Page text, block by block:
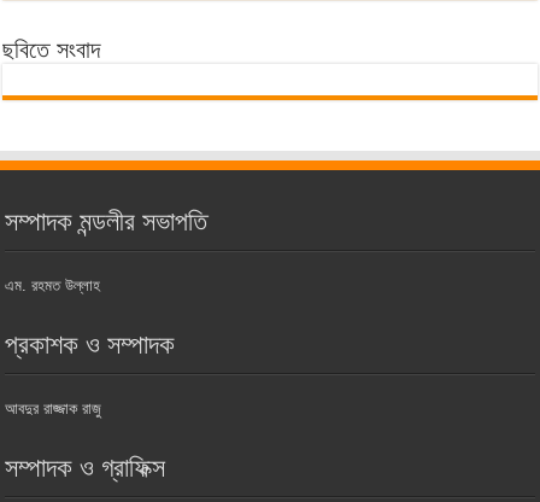
ছবিতে সংবাদ
সম্পাদক মন্ডলীর সভাপতি
এম. রহমত উল্লাহ
প্রকাশক ও সম্পাদক
আবদুর রাজ্জাক রাজু
সম্পাদক ও গ্রাফিক্স